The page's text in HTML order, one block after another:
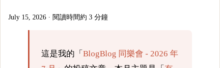
July 15, 2026 · 閱讀時間約 3 分鐘
這是我的「 BlogBlog 同樂會 - 2026 年